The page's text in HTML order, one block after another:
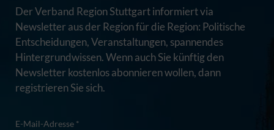
Der Verband Region Stuttgart informiert via
Newsletter aus der Region für die Region: Politische
Entscheidungen, Veranstaltungen, spannendes
Hintergrundwissen. Wenn auch Sie künftig den
Newsletter kostenlos abonnieren wollen, dann
registrieren Sie sich.
E-Mail-Adresse *